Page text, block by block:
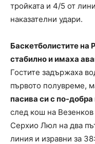
тройката и 4/5 от
наказателни удари.
Баскетболистите на
стабилно и имаха
Гостите задържаха
първото полувреме,
пасива си с по-
след кош на
Серхио Люл на два
линия и изравни за